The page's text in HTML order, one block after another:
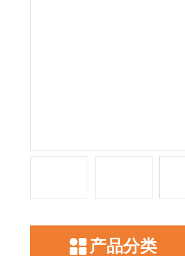
产品分类